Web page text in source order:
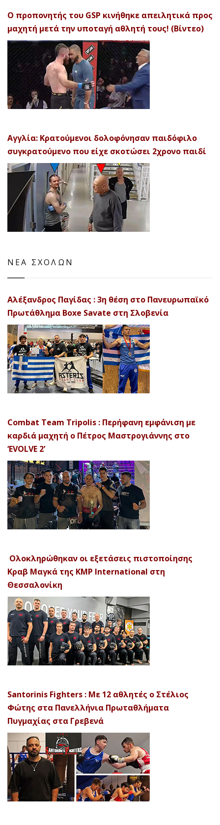
Ο προπονητής του GSP κινήθηκε απειλητικά προς
μαχητή μετά την υποταγή αθλητή τους! (Βίντεο)
Αγγλία: Κρατούμενοι δολοφόνησαν παιδόφιλο
συγκρατούμενο που είχε σκοτώσει 2χρονο παιδί
ΝΕΑ ΣΧΟΛΩΝ
Αλέξανδρος Παγίδας : 3η θέση στο Πανευρωπαϊκό
Πρωτάθλημα Boxe Savate στη Σλοβενία
Combat Team Tripolis : Περήφανη εμφάνιση με
καρδιά μαχητή ο Πέτρος Μαστρογιάννης στο
‘EVOLVE 2’
Ολοκληρώθηκαν οι εξετάσεις πιστοποίησης
Κραβ Μαγκά της KMP International στη
Θεσσαλονίκη
Santorinis Fighters : Με 12 αθλητές ο Στέλιος
Φώτης στα Πανελλήνια Πρωταθλήματα
Πυγμαχίας στα Γρεβενά